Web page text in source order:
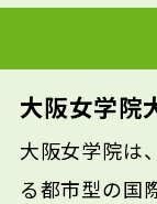
大阪女学院
大阪女学院は
る都市型の国